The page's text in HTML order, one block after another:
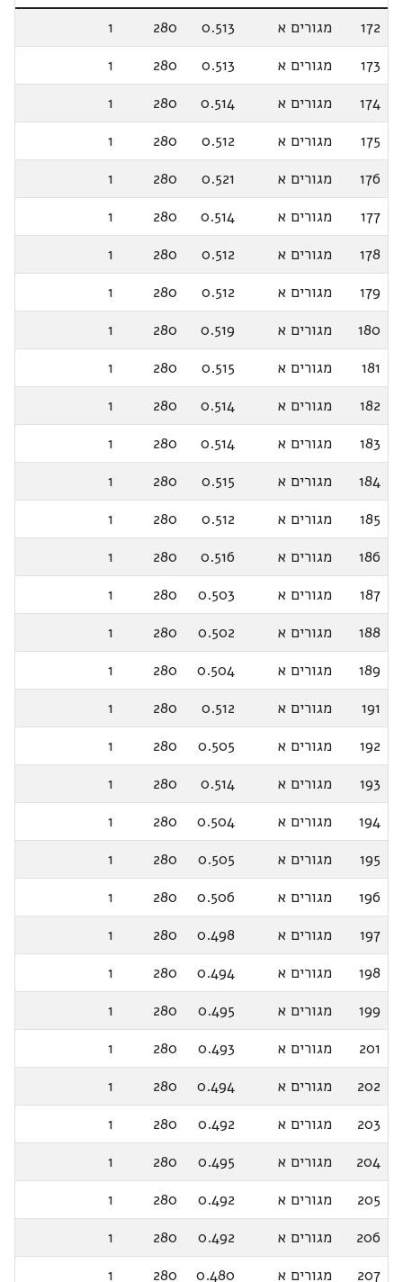
172
מגורים א 0.513
280
1
173
מגורים א 0.513
280
1
174
מגורים א 0.514
280
1
175
מגורים א 0.512
280
1
176
מגורים א 0.521
280
1
177
מגורים א 0.514
280
1
178
מגורים א 0.512
280
1
179
מגורים א 0.512
280
1
180
מגורים א 0.519
280
1
181
מגורים א 0.515
280
1
182
מגורים א 0.514
280
1
183
מגורים א 0.514
280
1
184
מגורים א 0.515
280
1
185
מגורים א 0.512
280
1
186
מגורים א 0.516
280
1
187
מגורים א 0.503
280
1
188
מגורים א 0.502
280
1
189
מגורים א 0.504
280
1
191
מגורים א 0.512
280
1
192
מגורים א 0.505
280
1
193
מגורים א 0.514
280
1
194
מגורים א 0.504
280
1
195
מגורים א 0.505
280
1
196
מגורים א 0.506
280
1
197
מגורים א 0.498
280
1
198
מגורים א 0.494
280
1
199
מגורים א 0.495
280
1
201
מגורים א 0.493
280
1
202
מגורים א 0.494
280
1
203
מגורים א 0.492
280
1
204
מגורים א 0.495
280
1
205
מגורים א 0.492
280
1
206
מגורים א 0.492
280
1
207
מגורים א 0.480
280
1